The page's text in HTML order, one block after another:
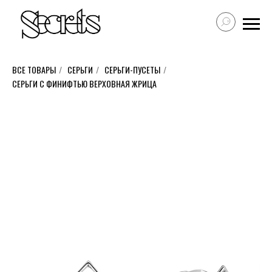
ВСЕ ТОВАРЫ / СЕРЬГИ / СЕРЬГИ-ПУСЕТЫ /
СЕРЬГИ С ФИНИФТЬЮ ВЕРХОВНАЯ ЖРИЦА